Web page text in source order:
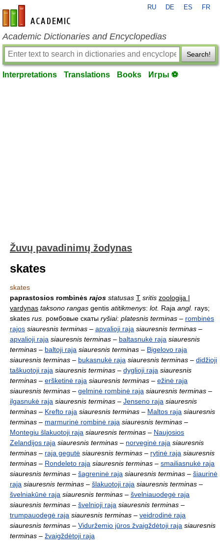
en-academic.com
RU DE ES FR
Academic Dictionaries and Encyclopedias
Search!
Interpretations Translations Books Игры ⚽
Žuvų pavadinimų žodynas
skates
skates
paprastosios rombinės rajos statusas T sritis zoologija |
vardynas taksono rangas gentis atitikmenys: lot. Raja angl. rays;
skates rus. ромбовые скаты ryšiai: platesnis terminas – rombinės
rajos siauresnis terminas – apvalioji raja siauresnis terminas –
apvalioji raja siauresnis terminas – baltasnukė raja siauresnis
terminas – baltoji raja siauresnis terminas – Bigelovo raja
siauresnis terminas – bukasnukė raja siauresnis terminas – didžioji
taškuotoji raja siauresnis terminas – dyglioji raja siauresnis
terminas – eršketinė raja siauresnis terminas – ežinė raja
siauresnis terminas – gelminė rombinė raja siauresnis terminas –
ilgasnukė raja siauresnis terminas – Jenseno raja siauresnis
terminas – Krefto raja siauresnis terminas – Maltos raja siauresnis
terminas – marmurinė rombinė raja siauresnis terminas –
Montegiu šlakuotoji raja siauresnis terminas – Naujosios
Zelandijos raja siauresnis terminas – norveginė raja siauresnis
terminas – raja gegutė siauresnis terminas – rytinė raja siauresnis
terminas – Rondeleto raja siauresnis terminas – smailiasnukė raja
siauresnis terminas – šagreninė raja siauresnis terminas – šiaurinė
raja siauresnis terminas – šlakuotoji raja siauresnis terminas –
švelniakūnė raja siauresnis terminas – švelniauodegė raja
siauresnis terminas – švelnioji raja siauresnis terminas –
trumpauodegė raja siauresnis terminas – veidrodinė raja
siauresnis terminas – Viduržemio jūros žvaigždėtoji raja siauresnis
terminas – žvaigždėtoji raja